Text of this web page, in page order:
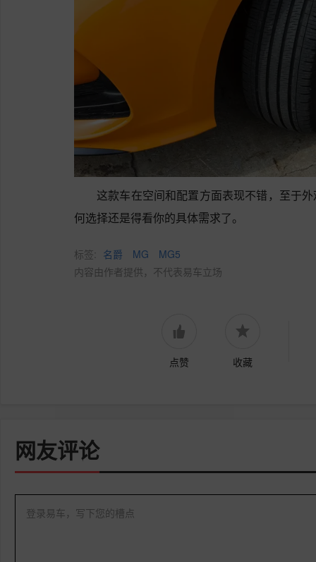
这款车在空间和配置方面表现不错，至于
何选择还是得看你的具体需求了。
标签: 名爵 MG
MG5
内容由作者提供，不代表易车立场
点赞 收藏
网友评论
登录易车，写下您的槽点